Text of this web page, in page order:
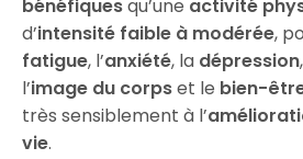
bénéfiquesqu’une activité
d’intensité faible à modérée,
fatigue, l’anxiété, la dépression
l’image du corpset le bien-
très sensiblement à l’
vie.